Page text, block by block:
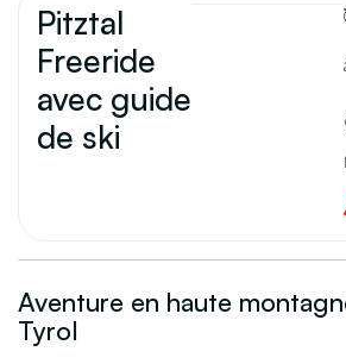
Pitztal
Freeride
avec guide
de ski
Aventure en haute
Tyrol